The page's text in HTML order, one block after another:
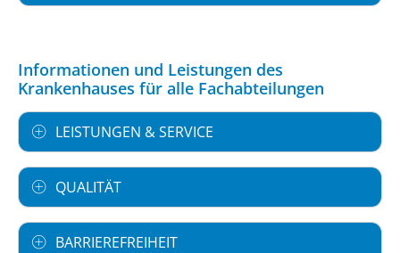
Informationen und Leistungen des
Krankenhauses für alle Fachabteilungen
LEISTUNGEN & SERVICE
QUALITÄT
BARRIEREFREIHEIT